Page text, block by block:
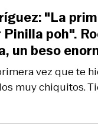
vez que te
muy chiquitos.
"La
poh".
un beso